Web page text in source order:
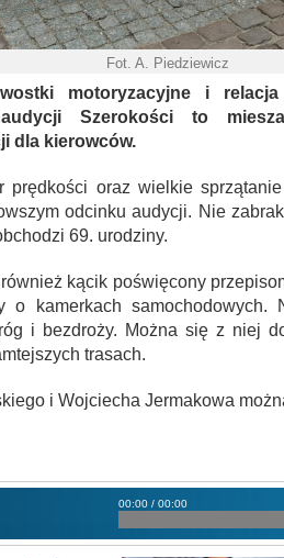
Fot. A. Piedziewicz
motoryzacyjne i
Szerokości to
dla kierowców.
prędkości oraz wielkie
odcinku audycji. Nie
69. urodziny.
kącik poświęcony
o kamerkach samochodowych.
i bezdroży. Można się z niej
trasach.
i Wojciecha Jermakowa
00:00 / 00:00